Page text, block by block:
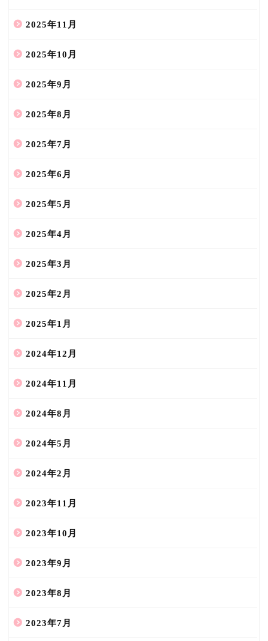
2025年11月
2025年10月
2025年9月
2025年8月
2025年7月
2025年6月
2025年5月
2025年4月
2025年3月
2025年2月
2025年1月
2024年12月
2024年11月
2024年8月
2024年5月
2024年2月
2023年11月
2023年10月
2023年9月
2023年8月
2023年7月